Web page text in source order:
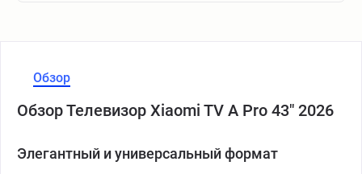
Обзор
Обзор Телевизор Xiaomi TV A Pro 43" 2026
Элегантный и универсальный формат